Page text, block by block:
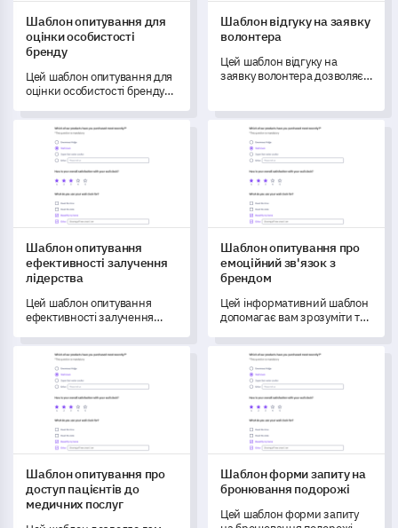
Шаблон опитування для
оцінки особистості
бренду
Цей шаблон опитування для
оцінки особистості бренду
вимірювати та розуміти
перспективи зацікавлених
сторін щодо особистості
бренду, що допомагає
виявити значущі
сприйняття, які сприяють
стратегічному будівництву
бренду.
Шаблон відгуку на заявку
волонтера
Цей шаблон відгуку на
заявку волонтера дозволяє
на волонтерство у вашій
організації.
Шаблон опитування ефективності залучення лідерства
Шаблон опитування
ефективності залучення
лідерства
Цей шаблон опитування
ефективності залучення
виміряти та зрозуміти
ефективність зусиль вашої
організації щодо залучення
лідерства.
Шаблон опитування про
Шаблон опитування про
емоційний зв'язок з
брендом
Цей інформативний шаблон
допомагає вам зрозуміти та
який мають клієнти з вашим
брендом.
Шаблон опитування про доступ пацієнтів до медичних
Шаблон опитування про
доступ пацієнтів до
медичних послуг
Шаблон форми запиту на
Шаблон форми запиту на
бронювання подорожі
Цей шаблон форми запиту